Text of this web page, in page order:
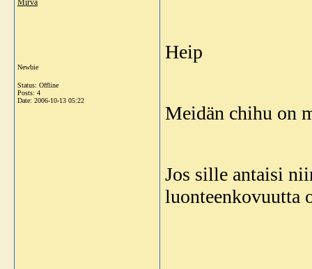
Mirva
Newbie
Status: Offline
Posts: 4
Date: 2006-10-13 05:22
Heip
Meidän chihu on
Jos sille antaisi
luonteenkovuutta